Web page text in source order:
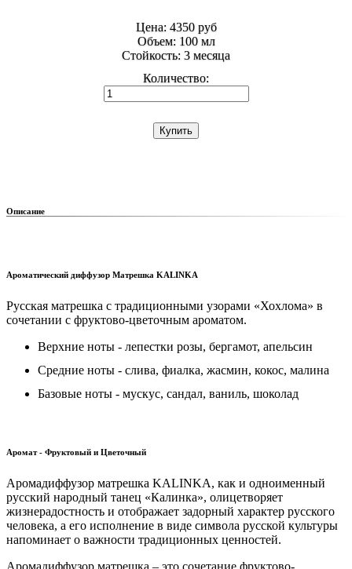
Цена: 4350 руб
Объем: 100 мл
Стойкость: 3 месяца
Количество:
Описание
Ароматический диффузор Матрешка KALINKA
Русская матрешка с традиционными узорами «Хохлома» в
сочетании с фруктово-цветочным ароматом.
Верхние ноты - лепестки розы, бергамот, апельсин
Средние ноты - слива, фиалка, жасмин, кокос, малина
Базовые ноты - мускус, сандал, ваниль, шоколад
Аромат - Фруктовый и Цветочный
Аромадиффузор матрешка KALINKA, как и одноименный
русский народный танец «Калинка», олицетворяет
жизнерадостность и отображает задорный характер русского
человека, а его исполнение в виде символа русской культуры
напоминает о важности традиционных ценностей.